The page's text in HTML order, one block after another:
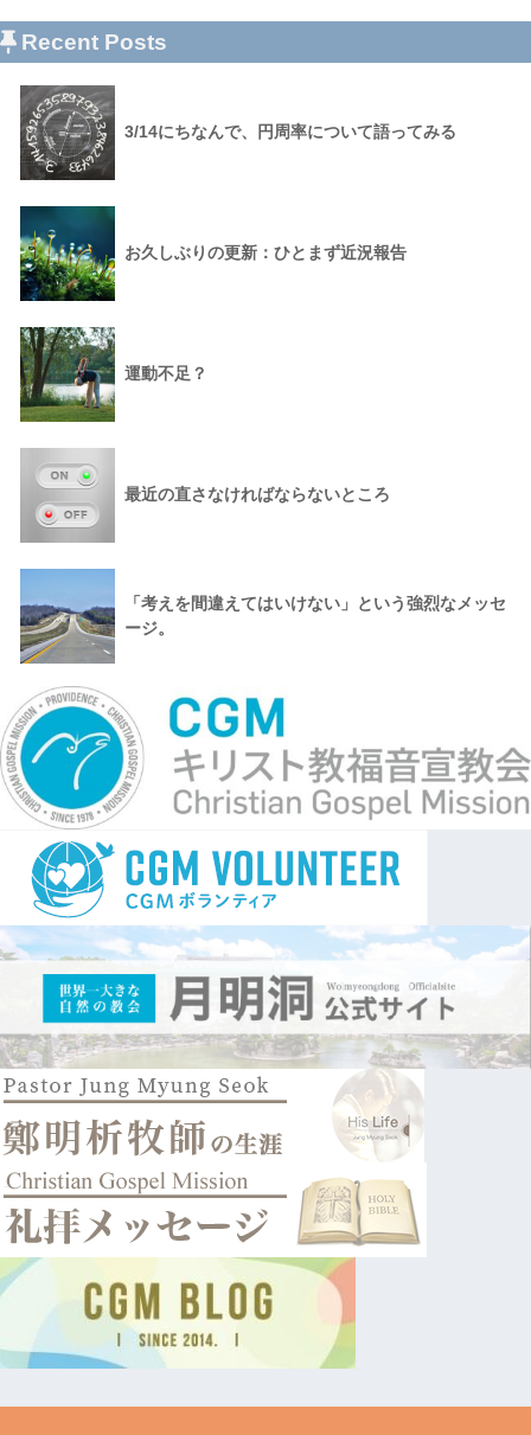
Recent Posts
3/14にちなんで、円周率について語ってみる
お久しぶりの更新：ひとまず近況報告
運動不足？
最近の直さなければならないところ
「考えを間違えてはいけない」という強烈なメッセ
ージ。